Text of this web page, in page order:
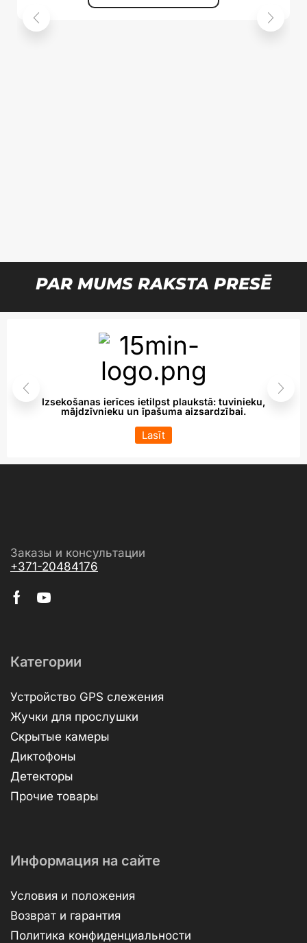
PAR MUMS RAKSTA PRESĒ
Izsekošanas ierīces ietilpst plaukstā: tuvinieku,
mājdzīvnieku un īpašuma aizsardzībai.
Lasīt
Заказы и консультации
+371-20484176
Категории
Устройство GPS слежения
Жучки для прослушки
Скрытые камеры
Диктофоны
Детекторы
Прочие товары
Информация на сайте
Условия и положения
Возврат и гарантия
Политика конфиденциальности